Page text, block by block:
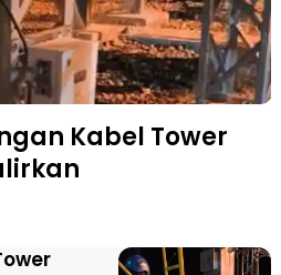
Kabel Tower